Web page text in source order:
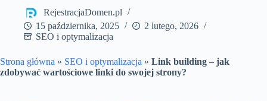
RejestracjaDomen.pl
15 października, 2025
2 lutego, 2026
SEO i optymalizacja
Strona główna » SEO i optymalizacja » Link building – jak
zdobywać wartościowe linki do swojej strony?